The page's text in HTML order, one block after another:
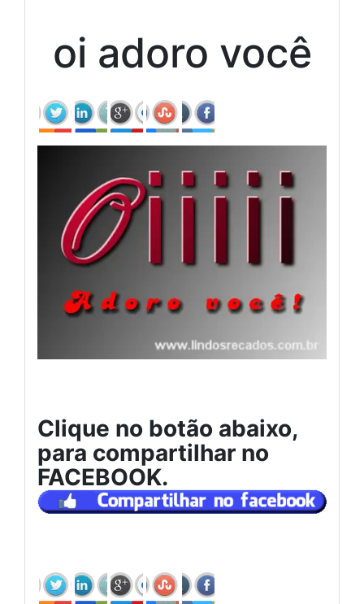
oi adoro você
Clique no botão abaixo,
para compartilhar no
FACEBOOK.